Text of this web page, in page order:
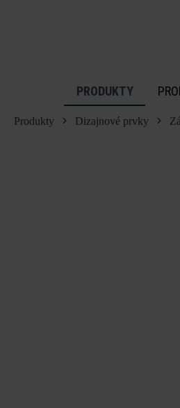
PRODUKTY
Produkty Dizajnové prvky